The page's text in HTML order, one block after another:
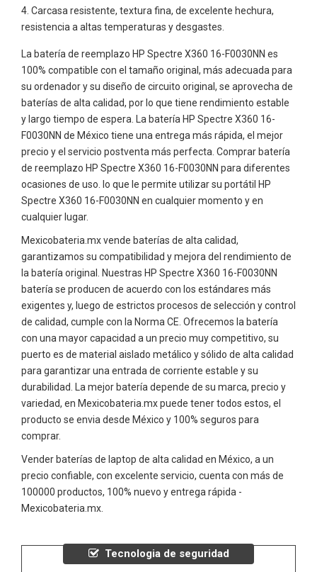
Carcasa resistente, textura fina, de excelente hechura,
resistencia a altas temperaturas y desgastes.
La batería de reemplazo HP Spectre X360 16-F0030NN es
100% compatible con el tamaño original, más adecuada para
su ordenador y su diseño de circuito original, se aprovecha de
baterías de alta calidad, por lo que tiene rendimiento estable
y largo tiempo de espera. La batería HP Spectre X360 16-
F0030NN de México tiene una entrega más rápida, el mejor
precio y el servicio postventa más perfecta. Comprar batería
de reemplazo HP Spectre X360 16-F0030NN para diferentes
ocasiones de uso. lo que le permite utilizar su portátil HP
Spectre X360 16-F0030NN en cualquier momento y en
cualquier lugar.
Mexicobateria.mx vende baterías de alta calidad,
garantizamos su compatibilidad y mejora del rendimiento de
la batería original. Nuestras HP Spectre X360 16-F0030NN
batería se producen de acuerdo con los estándares más
exigentes y, luego de estrictos procesos de selección y control
de calidad, cumple con la Norma CE. Ofrecemos la batería
con una mayor capacidad a un precio muy competitivo, su
puerto es de material aislado metálico y sólido de alta calidad
para garantizar una entrada de corriente estable y su
durabilidad. La mejor batería depende de su marca, precio y
variedad, en Mexicobateria.mx puede tener todos estos, el
producto se envia desde México y 100% seguros para
comprar.
Vender baterías de laptop de alta calidad en México, a un
precio confiable, con excelente servicio, cuenta con más de
100000 productos, 100% nuevo y entrega rápida -
Mexicobateria.mx.
Tecnologia de seguridad